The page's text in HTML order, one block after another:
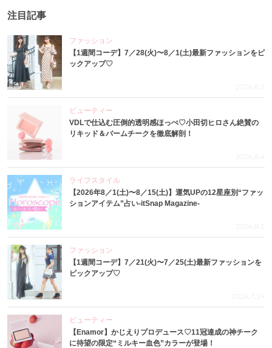
注目記事
ファッション
【1週間コーデ】7／28(火)〜8／1(土)最新ファッションをピ
ックアップ♡
2026.8.5
ビューティー
VDLで仕込む圧倒的透明感ほっぺ♡小田切ヒロさん絶賛の
リキッド＆バームチークを徹底解剖！
2026.8.4
ライフスタイル
【2026年8／1(土)〜8／15(土)】運気UPの12星座別“ファッ
ションアイテム”占い-itSnap Magazine-
2026.8.1
ファッション
【1週間コーデ】7／21(火)〜7／25(土)最新ファッションを
ピックアップ♡
2026.7.29
ビューティー
【Enamor】かじえりプロデュース♡11冠達成の神チーク
に待望の限定“ミルキー血色”カラーが登場！